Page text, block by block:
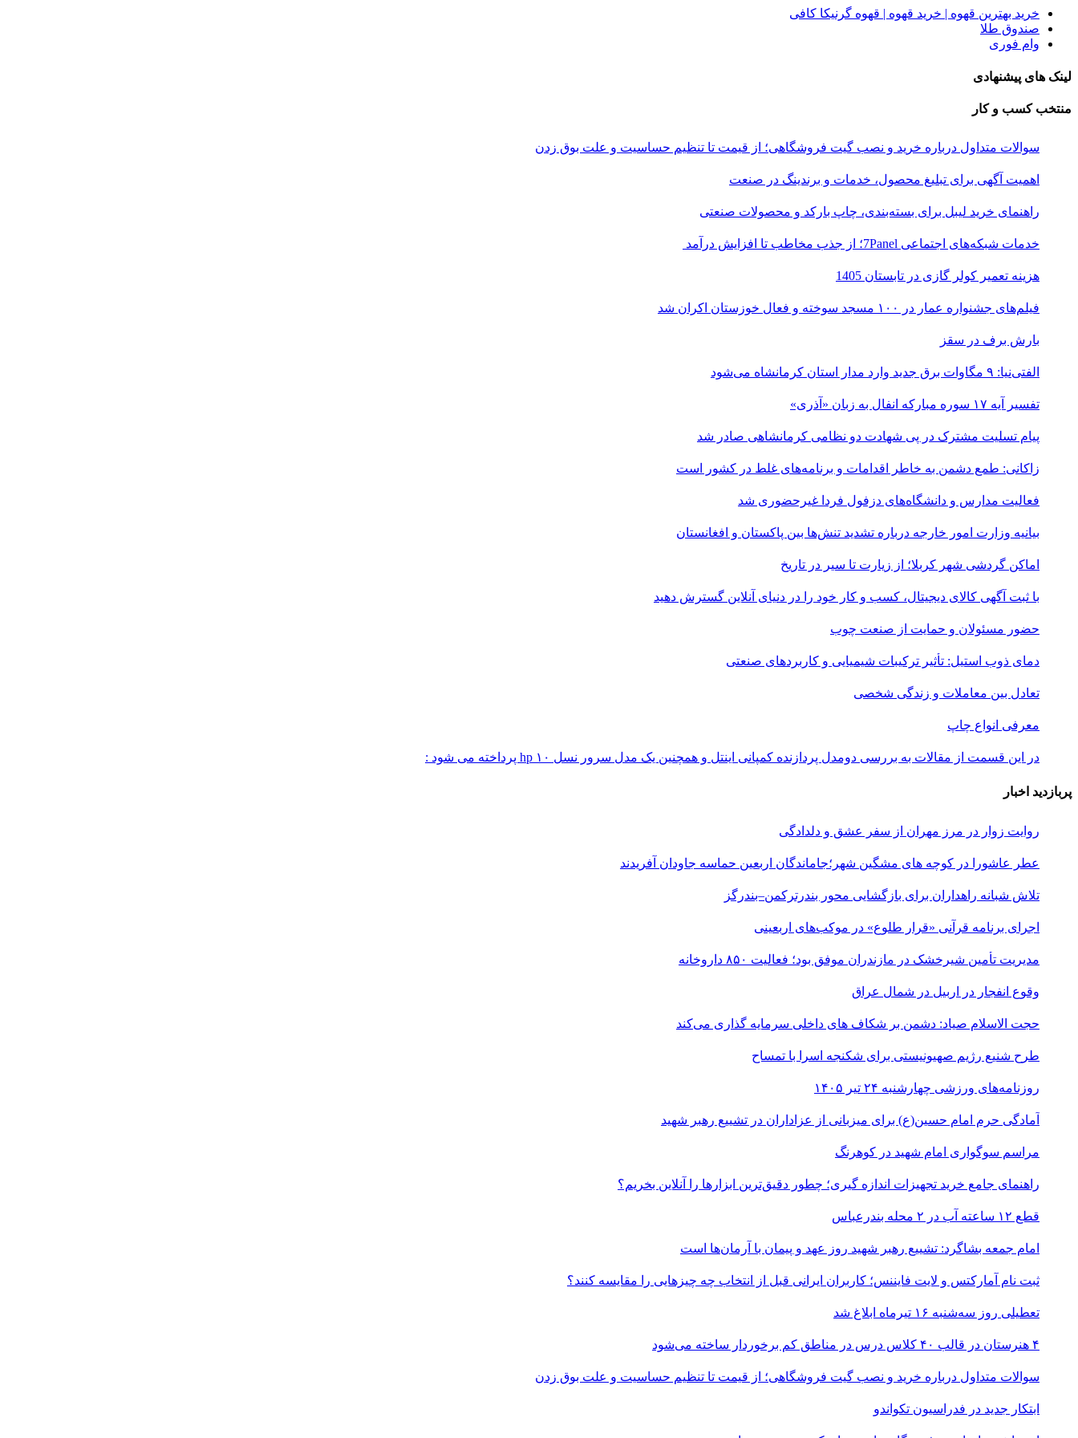
خرید بهترین قهوه | خرید قهوه | قهوه گرنیکا کافی
صندوق طلا
وام فوری
لینک های پیشنهادی
منتخب کسب و کار
سوالات متداول درباره خرید و نصب گیت فروشگاهی؛ از قیمت تا تنظیم حساسیت و علت بوق زدن
اهمیت آگهی برای تبلیغ محصول، خدمات و برندینگ در صنعت
راهنمای خرید لیبل برای بسته‌بندی، چاپ بارکد و محصولات صنعتی
خدمات شبکه‌های اجتماعی 7Panel؛ از جذب مخاطب تا افزایش درآمد
هزینه تعمیر کولر گازی در تابستان 1405
فیلم‌های جشنواره عمار در ۱۰۰ مسجد سوخته و فعال خوزستان اکران شد
بارش برف در سقز
الفتی‌نیا: ۹ مگاوات برق جدید وارد مدار استان کرمانشاه می‌شود
تفسیر آیه ۱۷ سوره مبارکه انفال به زبان «آذری»
پیام تسلیت مشترک در پی شهادت دو نظامی کرمانشاهی صادر شد
زاکانی: طمع دشمن به خاطر اقدامات و برنامه‌های غلط در کشور است
فعالیت مدارس و دانشگاه‌های دزفول فردا غیرحضوری شد
بیانیه وزارت امور خارجه درباره تشدید تنش‌ها بین پاکستان و افغانستان
اماکن گردشی شهر کربلا؛ از زیارت تا سیر در تاریخ
با ثبت آگهی کالای دیجیتال، کسب و کار خود را در دنیای آنلاین گسترش دهید
حضور مسئولان و حمایت از صنعت چوب
دمای ذوب استیل: تأثیر ترکیبات شیمیایی و کاربردهای صنعتی
تعادل بین معاملات و زندگی شخصی
معرفی انواع چاپ
در این قسمت از مقالات به بررسی دو‌مدل پردازنده کمپانی اینتل و همچنین یک مدل سرور نسل ۱۰ hp پرداخته می شود :
پربازدید اخبار
روایت زوار در مرز مهران از سفر عشق و دلدادگی
عطر عاشورا در کوچه های مشگین شهر؛جاماندگان اربعین حماسه جاودان آفریدند
تلاش شبانه راهداران برای بازگشایی محور بندرترکمن–بندرگز
اجرای برنامه قرآنی «قرار طلوع» در موکب‌های اربعینی
مدیریت تأمین شیرخشک در مازندران موفق بود؛ فعالیت ۸۵۰ داروخانه
وقوع انفجار در اربیل در شمال عراق
حجت الاسلام صیاد: دشمن بر شکاف‌ های داخلی سرمایه‌ گذاری می‌کند
طرح شنیع رژیم صهیونیستی برای شکنجه اسرا با تمساح
روزنامه‌های ورزشی چهارشنبه ۲۴ تیر ۱۴۰۵
آمادگی حرم امام حسین(ع) برای میزبانی از عزاداران در تشییع رهبر شهید
مراسم سوگواری امام شهید در کوهرنگ
راهنمای جامع خرید تجهیزات اندازه گیری؛ چطور دقیق‌ترین ابزارها را آنلاین بخریم؟
قطع ۱۲ ساعته آب در ۲ محله بندرعباس
امام جمعه بشاگرد: تشییع رهبر شهید روز عهد و پیمان با آرمان‌ها است
ثبت نام آمارکتس و لایت فایننس؛ کاربران ایرانی قبل از انتخاب چه چیزهایی را مقایسه کنند؟
تعطیلی روز سه‌شنبه ۱۶ تیرماه ابلاغ شد
۴ هنرستان در قالب ۴۰ کلاس درس در مناطق کم برخوردار ساخته می‌شود
سوالات متداول درباره خرید و نصب گیت فروشگاهی؛ از قیمت تا تنظیم حساسیت و علت بوق زدن
ابتکار جدید در فدراسیون تکواندو